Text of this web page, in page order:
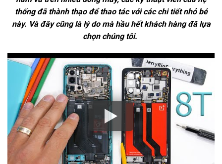
thống đã thành thạo để thao tác với các chi tiết nhỏ bé
này. Và đây cũng là lý do mà hầu hết khách hàng đã lựa
chọn chúng tôi.